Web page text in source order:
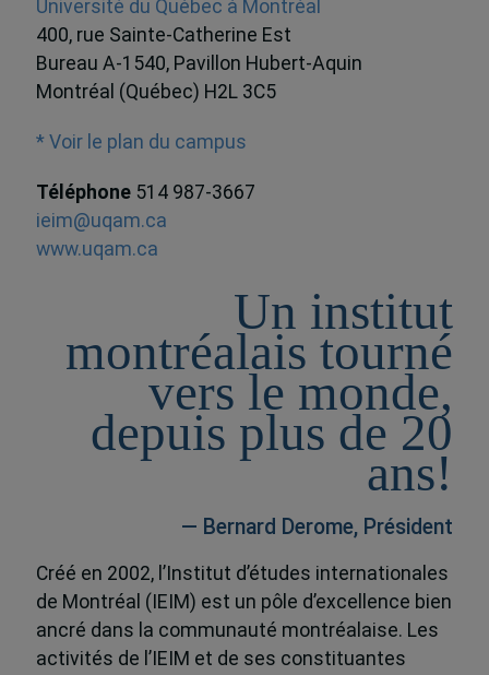
Université du Québec à Montréal
400, rue Sainte-Catherine Est
Bureau A-1540, Pavillon Hubert-Aquin
Montréal (Québec) H2L 3C5
* Voir le plan du campus
Téléphone 514 987-3667
ieim@uqam.ca
www.uqam.ca
Un institut
montréalais tourné
vers le monde,
depuis plus de 20
ans!
— Bernard Derome, Président
Créé en 2002, l’Institut d’études internationales
de Montréal (IEIM) est un pôle d’excellence bien
ancré dans la communauté montréalaise. Les
activités de l’IEIM et de ses constituantes